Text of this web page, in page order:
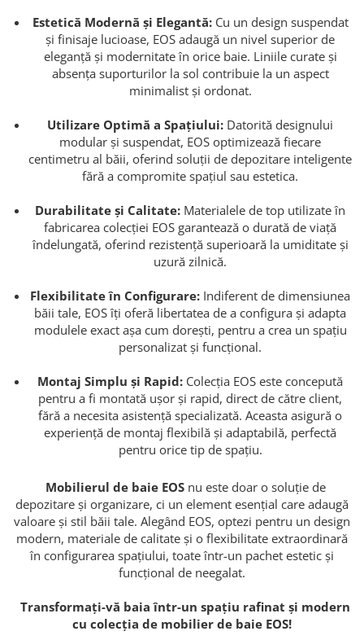
Estetică Modernă și Elegantă:Cu un design suspendat
și finisaje lucioase, EOS adaugă un nivel superior de
eleganță și modernitate în orice baie. Liniile curate și
absența suporturilor la sol contribuie la un aspect
minimalist și ordonat.
Utilizare Optimă a Spațiului: Datorită designului
modular și suspendat, EOS optimizează fiecare
centimetru al băii, oferind soluții de depozitare inteligente
fără a compromite spațiul sau estetica.
Durabilitate și Calitate: Materialele de top utilizate în
fabricarea colecției EOS garantează o durată de viață
îndelungată, oferind rezistență superioară la umiditate și
uzură zilnică.
Flexibilitate în Configurare: Indiferent de dimensiunea
băii tale, EOS îți oferă libertatea de a configura și adapta
modulele exact așa cum dorești, pentru a crea un spațiu
personalizat și funcțional.
Montaj Simplu și Rapid: Colecția EOS este concepută
pentru a fi montată ușor și rapid, direct de către client,
fără a necesita asistență specializată. Aceasta asigură o
experiență de montaj flexibilă și adaptabilă, perfectă
pentru orice tip de spațiu.
Mobilierul de baie EOSnu este doar o soluție de
depozitare și organizare, ci un element esențial care adaugă
valoare și stil băii tale. Alegând EOS, optezi pentru un design
modern, materiale de calitate și o flexibilitate extraordinară
în configurarea spațiului, toate într-un pachet estetic și
funcțional de neegalat.
Transformați-vă baia într-un spațiu rafinat și modern
cu colecția de mobilier de baie EOS!